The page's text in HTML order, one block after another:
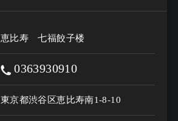
恵比寿 七福餃子楼
0363930910
東京都渋谷区恵比寿南1-8-10